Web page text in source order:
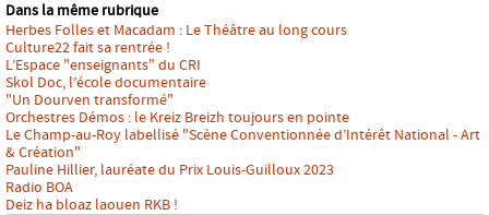
Dans la même rubrique
Herbes Folles et Macadam : Le Théâtre au long cours
Culture22 fait sa rentrée !
L’Espace "enseignants" du CRI
Skol Doc, l’école documentaire
"Un Dourven transformé"
Orchestres Démos : le Kreiz Breizh toujours en pointe
Le Champ-au-Roy labellisé "Scène Conventionnée d’Intérêt National - Art
& Création"
Pauline Hillier, lauréate du Prix Louis-Guilloux 2023
Radio BOA
Deiz ha bloaz laouen RKB !